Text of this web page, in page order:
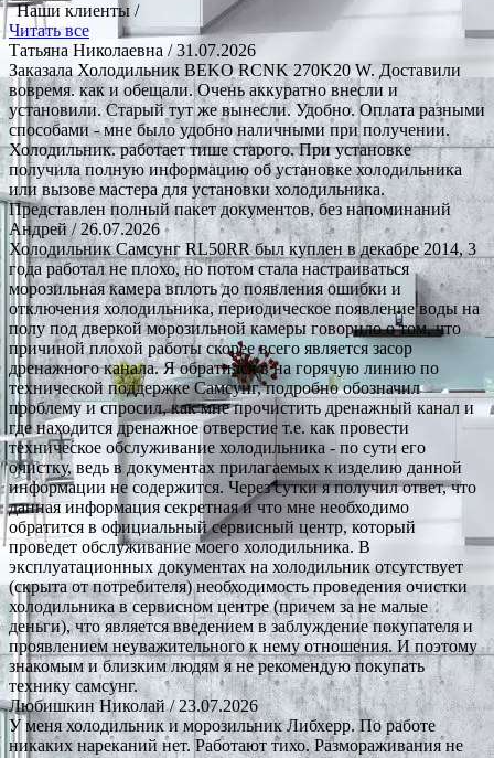
Наши клиенты /
Читать все
Татьяна Николаевна / 31.07.2026
Заказала Холодильник BEKO RCNK 270K20 W. Доставили
вовремя. как и обещали. Очень аккуратно внесли и
установили. Старый тут же вынесли. Удобно. Оплата разными
способами - мне было удобно наличными при получении.
Холодильник. работает тише старого. При установке
получила полную информацию об установке холодильника
или вызове мастера для установки холодильника.
Представлен полный пакет документов, без напоминаний
Андрей/ 26.07.2026
Холодильник Самсунг RL50RR был куплен в декабре 2014, 3
года работал не плохо, но потом стала настраиваться
морозильная камера вплоть до появления ошибки и
отключения холодильника, периодическое появление воды на
полу под дверкой морозильной камеры говорило о том, что
причиной плохой работы скорее всего является засор
дренажного канала. Я обратился в на горячую линию по
технической поддержке Самсунг, подробно обозначил
проблему и спросил, как мне прочистить дренажный канал и
где находится дренажное отверстие т.е. как провести
техническое обслуживание холодильника - по сути его
очистку, ведь в документах прилагаемых к изделию данной
информации не содержится. Через сутки я получил ответ, что
данная информация секретная и что мне необходимо
обратится в официальный сервисный центр, который
проведет обслуживание моего холодильника. В
эксплуатационных документах на холодильник отсутствует
(скрыта от потребителя) необходимость проведения очистки
холодильника в сервисном центре (причем за не малые
деньги), что является введением в заблуждение покупателя и
проявлением неуважительного к нему отношения. И поэтому
знакомым и близким людям я не рекомендую покупать
технику самсунг.
Любишкин Николай/ 23.07.2026
У меня холодильник и морозильник Либхерр. По работе
никаких нареканий нет. Работают тихо. Размораживания не